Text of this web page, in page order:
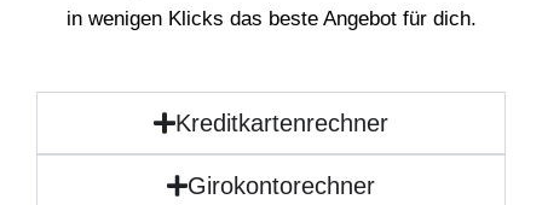
in wenigen Klicks das beste Angebot für dich.
Kreditkartenrechner
Girokontorechner